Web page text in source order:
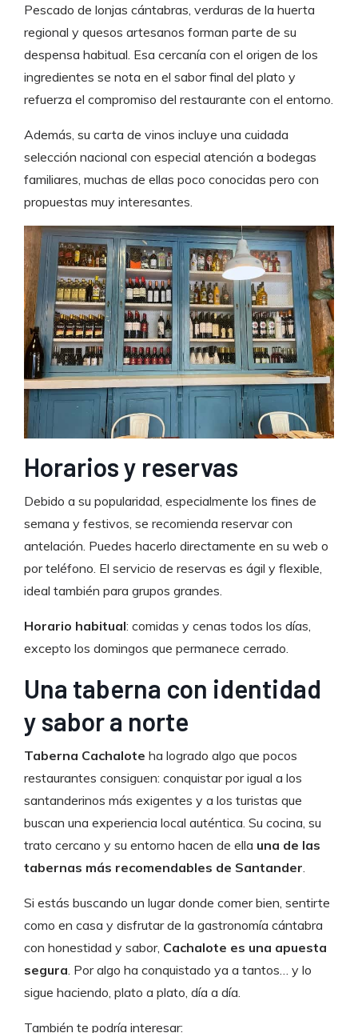
Pescado de lonjas cántabras, verduras de la huerta
regional y quesos artesanos forman parte de su
despensa habitual. Esa cercanía con el origen de los
ingredientes se nota en el sabor final del plato y
refuerza el compromiso del restaurante con el entorno.
Además, su carta de vinos incluye una cuidada
selección nacional con especial atención a bodegas
familiares, muchas de ellas poco conocidas pero con
propuestas muy interesantes.
Horarios y reservas
Debido a su popularidad, especialmente los fines de
semana y festivos, se recomienda reservar con
antelación. Puedes hacerlo directamente en su web o
por teléfono. El servicio de reservas es ágil y flexible,
ideal también para grupos grandes.
Horario habitual: comidas y cenas todos los días,
excepto los domingos que permanece cerrado.
Una taberna con identidad
y sabor a norte
Taberna Cachalote ha logrado algo que pocos
restaurantes consiguen: conquistar por igual a los
santanderinos más exigentes y a los turistas que
buscan una experiencia local auténtica. Su cocina, su
trato cercano y su entorno hacen de ella una de las
tabernas más recomendables de Santander
Si estás buscando un lugar donde comer bien, sentirte
como en casa y disfrutar de la gastronomía cántabra
con honestidad y sabor, Cachalote es una apuesta
segura . Por algo ha conquistado ya a tantos… y lo
sigue haciendo, plato a plato, día a día.
También te podría interesar: